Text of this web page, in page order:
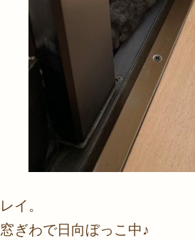
レイ。
窓ぎわで日向ぼっこ中♪